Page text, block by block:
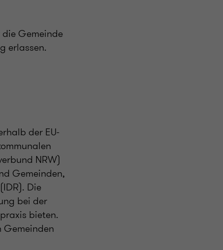
Gemeinde
erlassen.
der EU-
NRW)
Gemeinden,
Die
bei der
bieten.
Gemeinden